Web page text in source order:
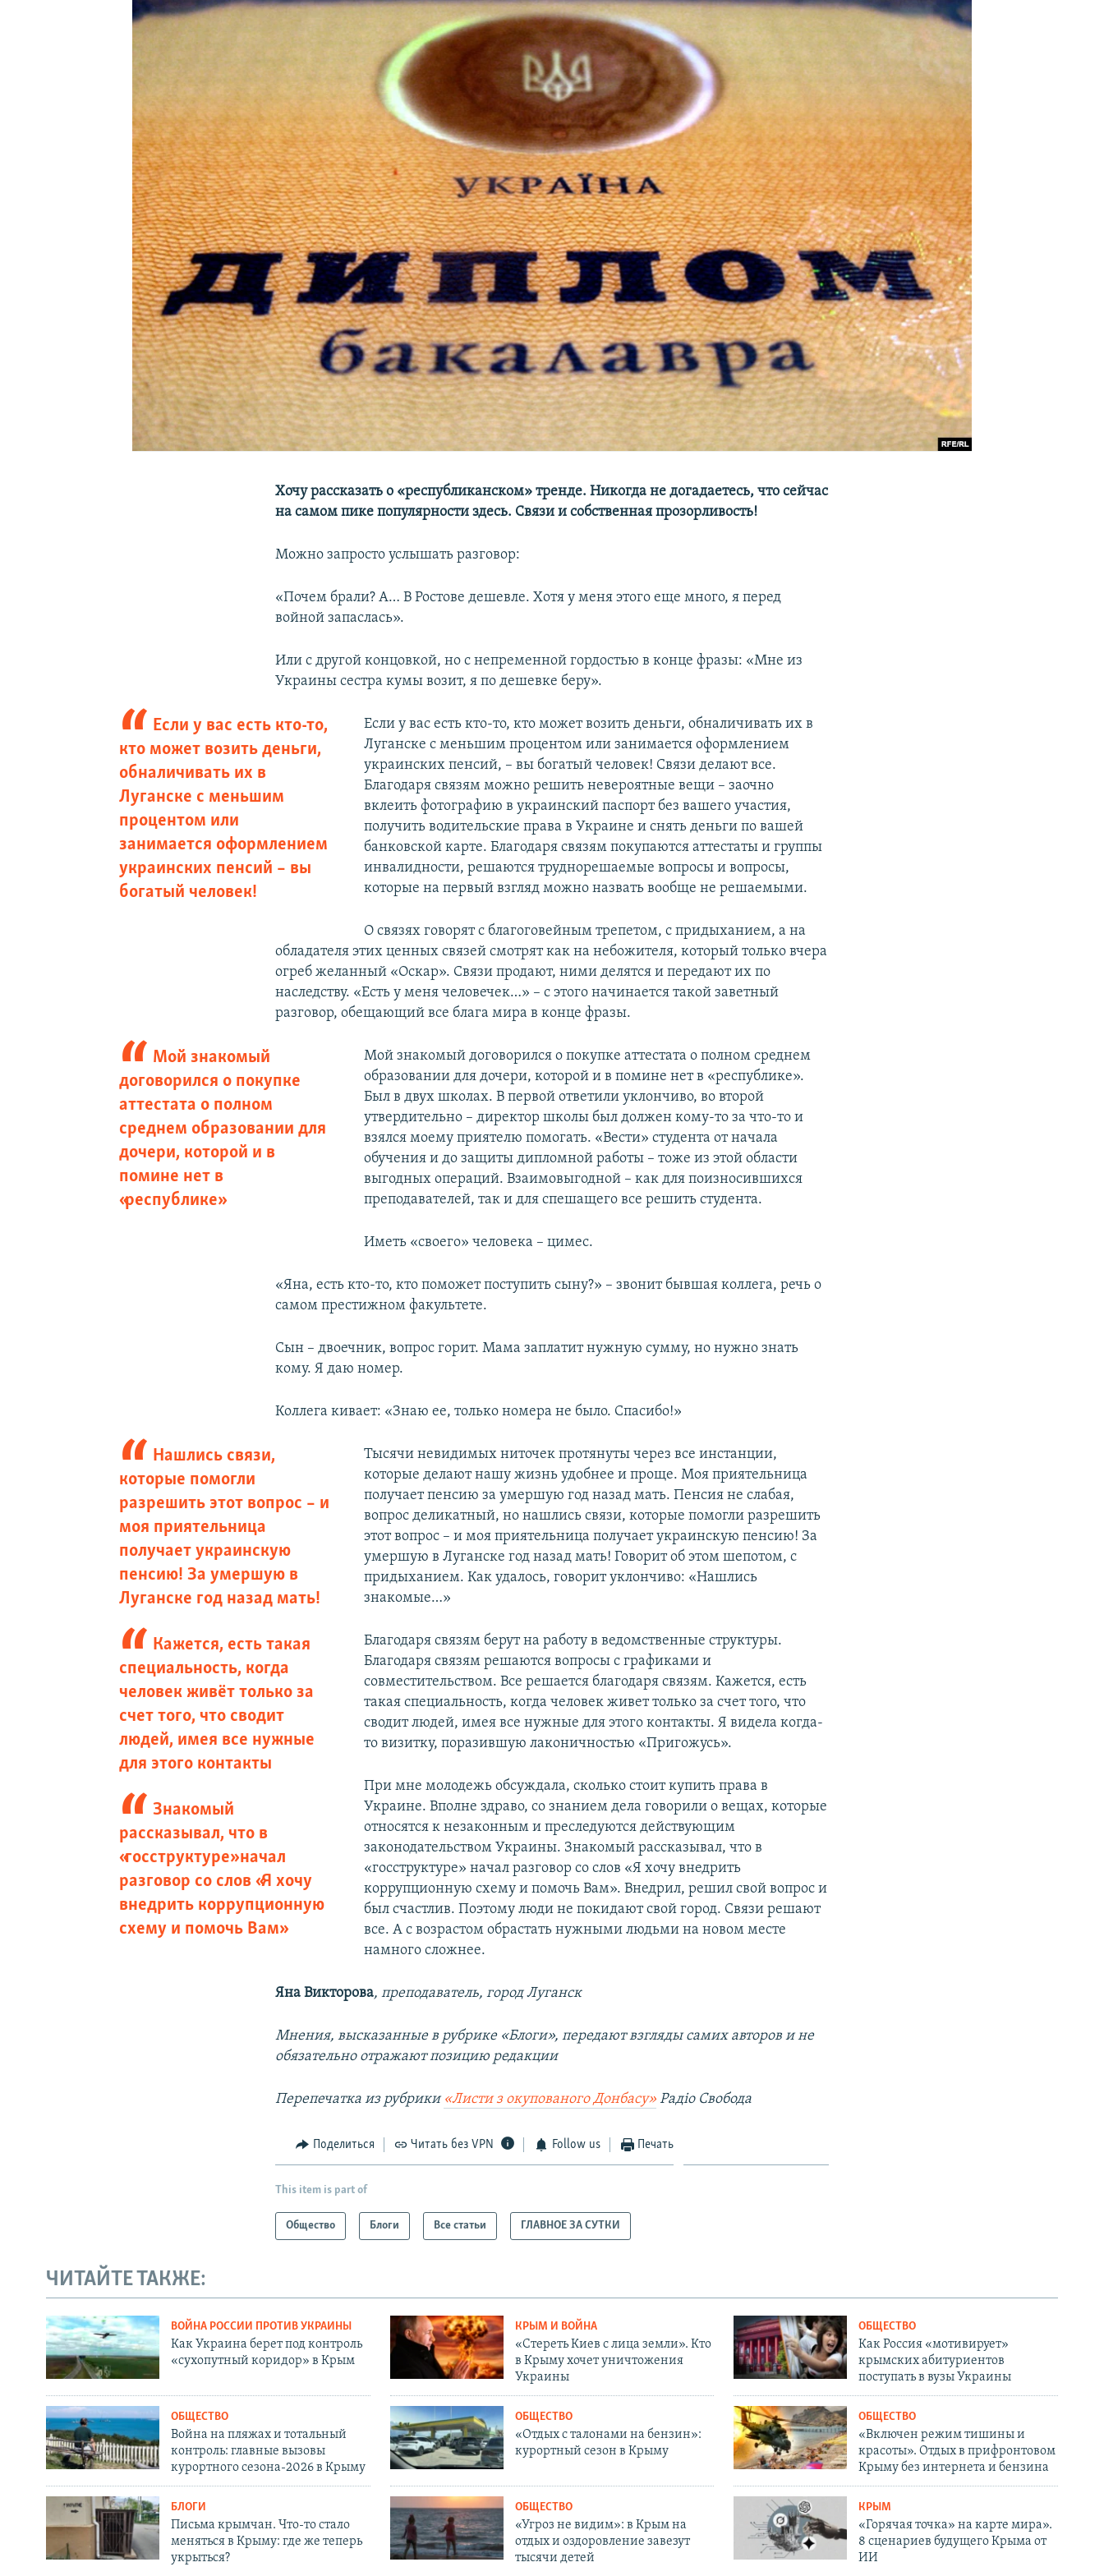
УКРАИНСКАЯ ПРОБЛЕМА КРЫМА
Хочу рассказать о «республиканском» тренде. Никогда не догадаетесь, что сейчас
на самом пике популярности здесь. Связи и собственная прозорливость!
Можно запросто услышать разговор:
«Почем брали? А… В Ростове дешевле. Хотя у меня этого еще много, я перед
войной запаслась».
Или с другой концовкой, но с непременной гордостью в конце фразы: «Мне из
Украины сестра кумы возит, я по дешевке беру».
Если у вас есть кто-то,
кто может возить деньги,
обналичивать их в
Луганске с меньшим
процентом или
занимается оформлением
украинских пенсий – вы
богатый человек!
Если у вас есть кто-то, кто может возить деньги, обналичивать их в
Луганске с меньшим процентом или занимается оформлением
украинских пенсий, – вы богатый человек! Связи делают все.
Благодаря связям можно решить невероятные вещи – заочно
вклеить фотографию в украинский паспорт без вашего участия,
получить водительские права в Украине и снять деньги по вашей
банковской карте. Благодаря связям покупаются аттестаты и группы
инвалидности, решаются труднорешаемые вопросы и вопросы,
которые на первый взгляд можно назвать вообще не решаемыми.
О связях говорят с благоговейным трепетом, с придыханием, а на
обладателя этих ценных связей смотрят как на небожителя, который только вчера
огреб желанный «Оскар». Связи продают, ними делятся и передают их по
наследству. «Есть у меня человечек…» – с этого начинается такой заветный
разговор, обещающий все блага мира в конце фразы.
Мой знакомый
договорился о покупке
аттестата о полном
среднем образовании для
дочери, которой и в
помине нет в
«республике»
Мой знакомый договорился о покупке аттестата о полном среднем
образовании для дочери, которой и в помине нет в «республике».
Был в двух школах. В первой ответили уклончиво, во второй
утвердительно – директор школы был должен кому-то за что-то и
взялся моему приятелю помогать. «Вести» студента от начала
обучения и до защиты дипломной работы – тоже из этой области
выгодных операций. Взаимовыгодной – как для поизносившихся
преподавателей, так и для спешащего все решить студента.
Иметь «своего» человека – цимес.
«Яна, есть кто-то, кто поможет поступить сыну?» – звонит бывшая коллега, речь о
самом престижном факультете.
Сын – двоечник, вопрос горит. Мама заплатит нужную сумму, но нужно знать
кому. Я даю номер.
Коллега кивает: «Знаю ее, только номера не было. Спасибо!»
Нашлись связи,
которые помогли
разрешить этот вопрос – и
моя приятельница
получает украинскую
пенсию! За умершую в
Луганске год назад мать!
Тысячи невидимых ниточек протянуты через все инстанции,
которые делают нашу жизнь удобнее и проще. Моя приятельница
получает пенсию за умершую год назад мать. Пенсия не слабая,
вопрос деликатный, но нашлись связи, которые помогли разрешить
этот вопрос – и моя приятельница получает украинскую пенсию! За
умершую в Луганске год назад мать! Говорит об этом шепотом, с
придыханием. Как удалось, говорит уклончиво: «Нашлись
знакомые…»
Кажется, есть такая
специальность, когда
человек живёт только за
счет того, что сводит
людей, имея все нужные
для этого контакты
Благодаря связям берут на работу в ведомственные структуры.
Благодаря связям решаются вопросы с графиками и
совместительством. Все решается благодаря связям. Кажется, есть
такая специальность, когда человек живет только за счет того, что
сводит людей, имея все нужные для этого контакты. Я видела когда-
то визитку, поразившую лаконичностью «Пригожусь».
Знакомый
рассказывал, что в
«госструктуре» начал
разговор со слов «Я хочу
внедрить коррупционную
схему и помочь Вам»
При мне молодежь обсуждала, сколько стоит купить права в
Украине. Вполне здраво, со знанием дела говорили о вещах, которые
относятся к незаконным и преследуются действующим
законодательством Украины. Знакомый рассказывал, что в
«госструктуре» начал разговор со слов «Я хочу внедрить
коррупционную схему и помочь Вам». Внедрил, решил свой вопрос и
был счастлив. Поэтому люди не покидают свой город. Связи решают
все. А с возрастом обрастать нужными людьми на новом месте
намного сложнее.
Яна Викторова, преподаватель, город Луганск
Мнения, высказанные в рубрике «Блоги», передают взгляды самих авторов и не
обязательно отражают позицию редакции
Перепечатка из рубрики «Листи з окупованого Донбасу» Радіо Свобода
Поделиться Читать без VPN Follow us Печать
This item is part of
Общество Блоги Все статьи ГЛАВНОЕ ЗА СУТКИ
ЧИТАЙТЕ ТАКЖЕ:
ВОЙНА РОССИИ ПРОТИВ УКРАИНЫ
Как Украина берет под контроль
«сухопутный коридор» в Крым
КРЫМ И ВОЙНА
«Стереть Киев с лица земли». Кто
в Крыму хочет уничтожения
Украины
ОБЩЕСТВО
Как Россия «мотивирует»
крымских абитуриентов
поступать в вузы Украины
ОБЩЕСТВО
Война на пляжах и тотальный
контроль: главные вызовы
курортного сезона-2026 в Крыму
ОБЩЕСТВО
«Отдых с талонами на бензин»:
курортный сезон в Крыму
ОБЩЕСТВО
«Включен режим тишины и
красоты». Отдых в прифронтовом
Крыму без интернета и бензина
БЛОГИ
Письма крымчан. Что-то стало
меняться в Крыму: где же теперь
укрыться?
ОБЩЕСТВО
«Угроз не видим»: в Крым на
отдых и оздоровление завезут
тысячи детей
КРЫМ
«Горячая точка» на карте мира».
8 сценариев будущего Крыма от
ИИ